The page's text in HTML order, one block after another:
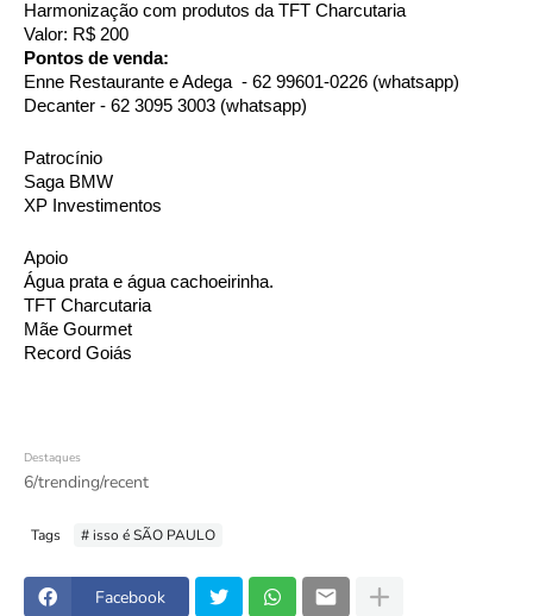
Harmonização com produtos da TFT Charcutaria
Valor: R$ 200
Pontos de venda:
Enne Restaurante e Adega  - 62 99601-0226 (whatsapp)
Decanter - 62 3095 3003 (whatsapp)
Patrocínio
Saga BMW
XP Investimentos
Apoio
Água prata e água cachoeirinha.
TFT Charcutaria
Mãe Gourmet
Record Goiás
Destaques
6/trending/recent
Tags # isso é SÃO PAULO
Facebook